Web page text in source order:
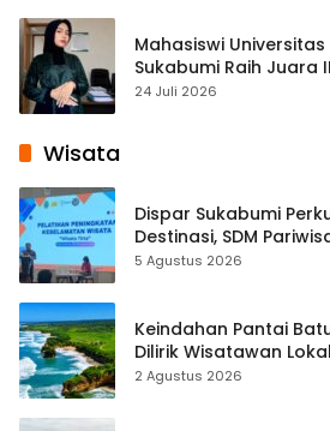
Mahasiswi
Sukabumi Raih Juara
Pembelajaran Digital
24 Juli 2026
Wisata
Dispar Sukabumi
Destinasi, SDM
hingga Teknik Evakuasi
5 Agustus 2026
Keindahan Pantai
Dilirik Wisatawan
2 Agustus 2026